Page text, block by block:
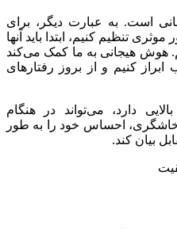
است. به عبارت دیگر، برای
موثری تنظیم کنیم، ابتدا باید آنها
هوش هیجانی به ما کمک می‌کند
کنیم و از بروز رفتارهای
دارد، می‌تواند در هنگام
احساس خود را به طور
بیان کند.